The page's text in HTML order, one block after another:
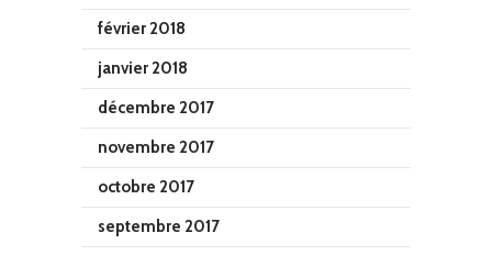
février 2018
janvier 2018
décembre 2017
novembre 2017
octobre 2017
septembre 2017